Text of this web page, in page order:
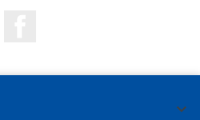
